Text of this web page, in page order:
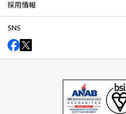
採用情報
SNS